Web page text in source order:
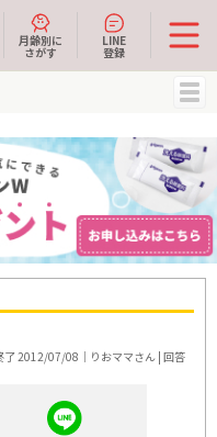
月齢別に
さがす
LINE
登録
了 2012/07/08｜りおママさん | 回答